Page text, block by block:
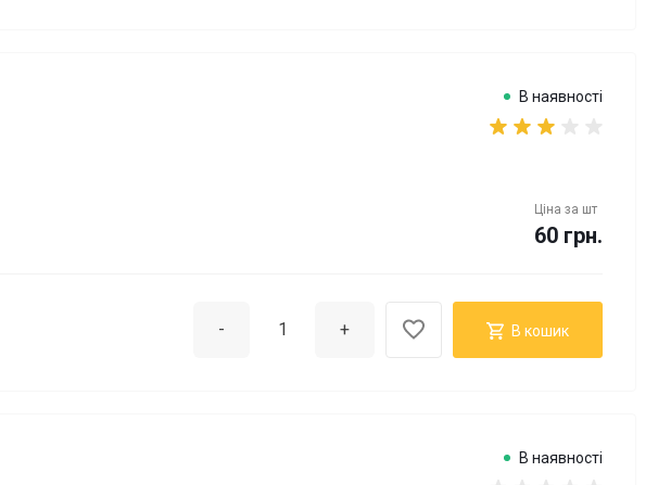
В наявності
Ціна за шт
60 грн.
- + В кошик
В наявності